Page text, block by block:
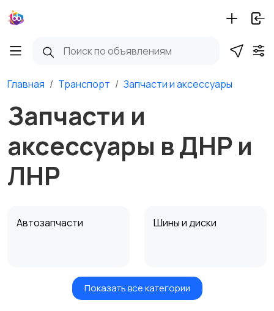
Главная Транспорт Запчасти и аксессуары
Запчасти и
аксессуары в ДНР и
ЛНР
Автозапчасти Шины и диски
Масла и автохимия
Автоэлектроника и
Показать все категории